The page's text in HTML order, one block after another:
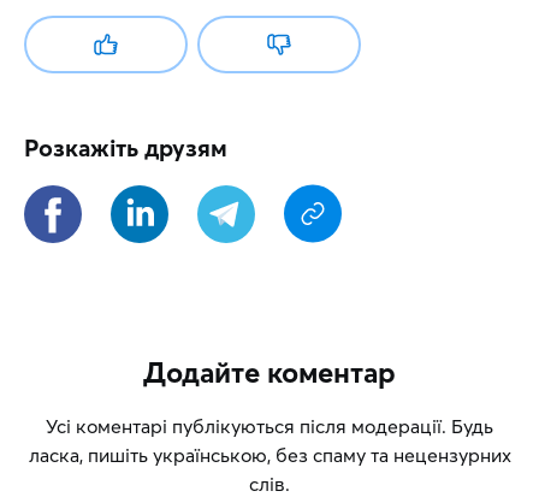
Розкажіть друзям
Додайте коментар
Усі коментарі публікуються після модерації. Будь
ласка, пишіть українською, без спаму та нецензурних
слів.